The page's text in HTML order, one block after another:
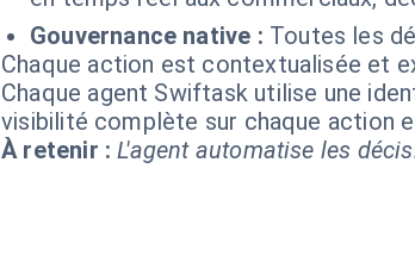
Gouvernance native : Toutes les
Chaque action est contextualisée et
Chaque agent Swiftask utilise une
visibilité complète sur chaque action
À retenir : L'agent automatise les